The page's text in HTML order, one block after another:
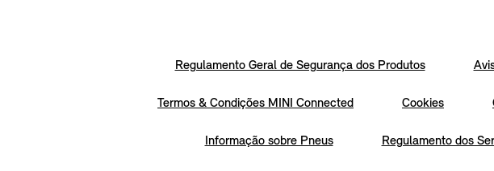
Regulamento Geral de Segurança dos Produtos
Termos & Condições MINI Connected Cookies
Informação sobre Pneus Regulamento dos